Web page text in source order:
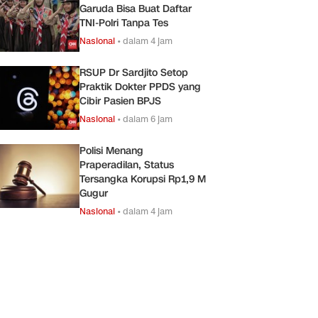
Garuda Bisa Buat Daftar
TNI-Polri Tanpa Tes
Nasional •dalam 4 jam
RSUP Dr Sardjito Setop
Praktik Dokter PPDS yang
Cibir Pasien BPJS
Nasional •dalam 6 jam
Polisi Menang
Praperadilan, Status
Tersangka Korupsi Rp1,9 M
Gugur
Nasional •dalam 4 jam